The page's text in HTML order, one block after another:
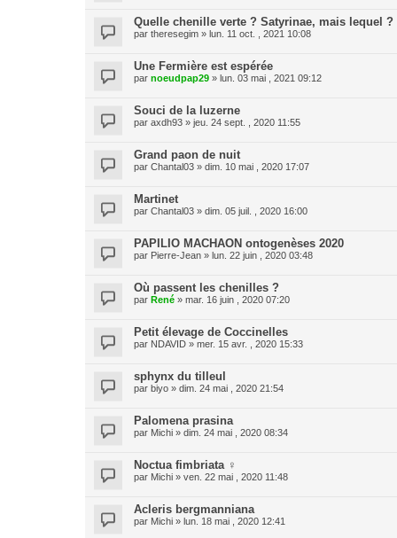
Quelle chenille verte ? Satyrinae, mais lequel ?
par theresegim » lun. 11 oct. , 2021 10:08
Une Fermière est espérée
par noeudpap29 » lun. 03 mai , 2021 09:12
Souci de la luzerne
par axdh93 » jeu. 24 sept. , 2020 11:55
Grand paon de nuit
par Chantal03 » dim. 10 mai , 2020 17:07
Martinet
par Chantal03 » dim. 05 juil. , 2020 16:00
PAPILIO MACHAON ontogenèses 2020
par Pierre-Jean » lun. 22 juin , 2020 03:48
Où passent les chenilles ?
par René » mar. 16 juin , 2020 07:20
Petit élevage de Coccinelles
par NDAVID » mer. 15 avr. , 2020 15:33
sphynx du tilleul
par biyo » dim. 24 mai , 2020 21:54
Palomena prasina
par Michi » dim. 24 mai , 2020 08:34
Noctua fimbriata ♀
par Michi » ven. 22 mai , 2020 11:48
Acleris bergmanniana
par Michi » lun. 18 mai , 2020 12:41